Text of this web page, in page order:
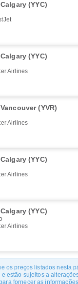
Calgary (YYC)
Calgary (YYC)
Airlines
Vancouver (YVR)
Airlines
Calgary (YYC)
Airlines
Calgary (YYC)
Airlines
os preços listados nesta
estão sujeitos a
fornecer as